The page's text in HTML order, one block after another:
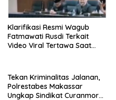
Klarifikasi Resmi Wagub
Fatmawati Rusdi Terkait
Video Viral Tertawa Saat
Tekan Kriminalitas Jalanan,
Polrestabes Makassar
Ungkap Sindikat Curanmor